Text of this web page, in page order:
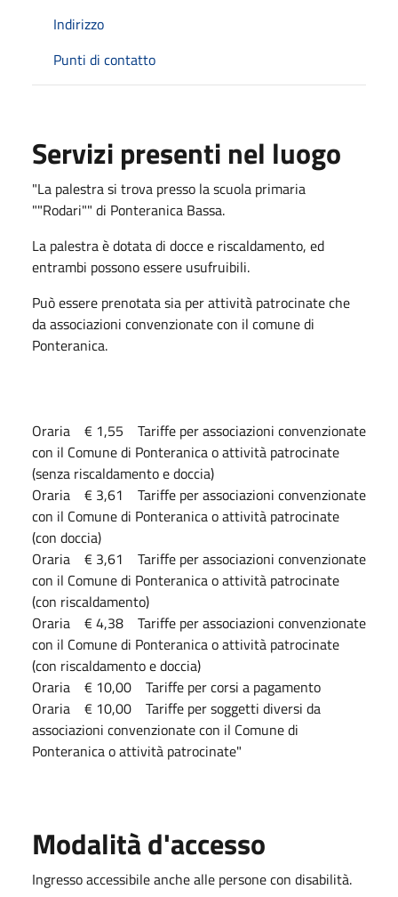
Indirizzo
Punti di contatto
Servizi presenti nel luogo
"La palestra si trova presso la scuola primaria
""Rodari"" di Ponteranica Bassa.
La palestra è dotata di docce e riscaldamento, ed
entrambi possono essere usufruibili.
Può essere prenotata sia per attività patrocinate che
da associazioni convenzionate con il comune di
Ponteranica.
Oraria € 1,55 Tariffe per associazioni convenzionate
con il Comune di Ponteranica o attività patrocinate
(senza riscaldamento e doccia)
Oraria € 3,61 Tariffe per associazioni convenzionate
con il Comune di Ponteranica o attività patrocinate
(con doccia)
Oraria € 3,61 Tariffe per associazioni convenzionate
con il Comune di Ponteranica o attività patrocinate
(con riscaldamento)
Oraria € 4,38 Tariffe per associazioni convenzionate
con il Comune di Ponteranica o attività patrocinate
(con riscaldamento e doccia)
Oraria € 10,00 Tariffe per corsi a pagamento
Oraria € 10,00 Tariffe per soggetti diversi da
associazioni convenzionate con il Comune di
Ponteranica o attività patrocinate"
Modalità d'accesso
Ingresso accessibile anche alle persone con disabilità.